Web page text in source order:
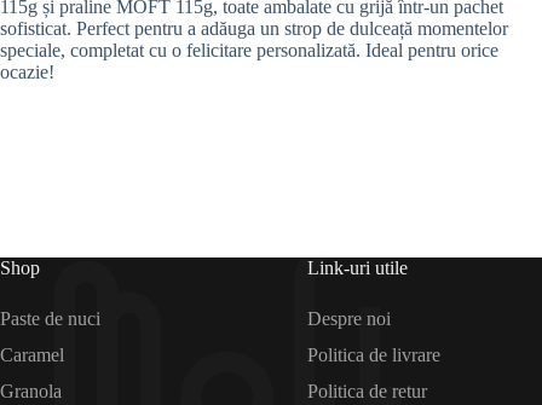
115g și praline MOFT 115g, toate ambalate cu grijă într-un pachet
sofisticat. Perfect pentru a adăuga un strop de dulceață momentelor
speciale, completat cu o felicitare personalizată. Ideal pentru orice
ocazie!
Shop
Paste de nuci
Caramel
Granola
Link-uri utile
Despre noi
Politica de livrare
Politica de retur